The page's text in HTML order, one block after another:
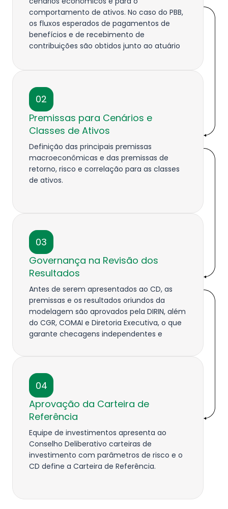
comportamento de ativos. No caso do PBB,
os fluxos esperados de pagamentos de
benefícios e de recebimento de
contribuições são obtidos junto ao atuário
02
Premissas para Cenários e
Classes de Ativos
Definição das principais premissas
macroeconômicas e das premissas de
retorno, risco e correlação para as classes
de ativos.
03
Governança na Revisão dos
Resultados
Antes de serem apresentados ao CD, as
premissas e os resultados oriundos da
modelagem são aprovados pela DIRIN, além
do CGR, COMAI e Diretoria Executiva, o que
garante checagens independentes e
04
Aprovação da Carteira de
Referência
Equipe de investimentos apresenta ao
Conselho Deliberativo carteiras de
investimento com parâmetros de risco e o
CD define a Carteira de Referência.